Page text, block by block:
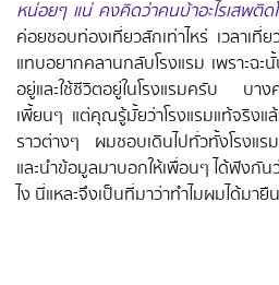
หน่อยๆ แน่ คงคิดว่าคนบ้าอะไรเสพติด
ค่อยชอบท่องเที่ยวสักเท่าไหร่ เวลาเ
แทบอยากคลานกลับโรงแรม เพราะ
อยู่และใช้ชีวิตอยู่ในโรงแรมครับ บา
เพี้ยนๆ แต่คุณรู้มั้ยว่าโรงแรมแท้จริงแ
ราวต่างๆ ผมชอบเดินไปทั่วทั้งโรงแรม
และนำข้อมูลมาบอกให้เพื่อนๆ ได้ฟังกัน
ไง นี่แหละจึงเป็นที่มาว่าทำไมผมได้มา